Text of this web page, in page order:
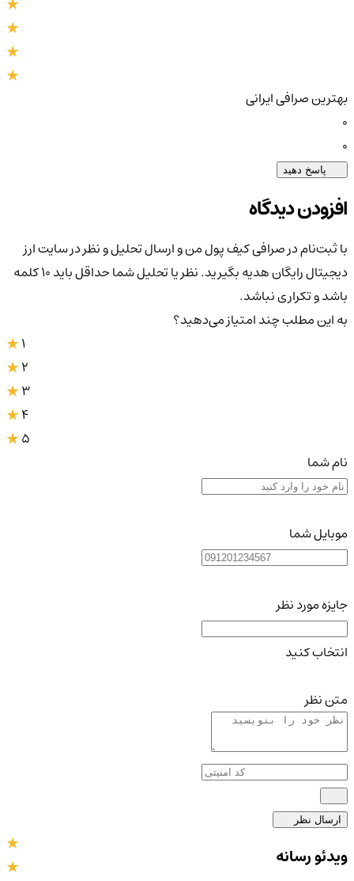
بهترین صرافی ایرانی
پاسخ دهید
افزودن دیدگاه
با ثبت‌نام در صرافی کیف پول من و ارسال تحلیل و نظر در سایت ارز
دیجیتال رایگان هدیه بگیرید. نظر یا تحلیل شما حداقل باید ۱۰ کلمه
باشد و تکراری نباشد.
به این مطلب چند امتیاز می‌دهید؟
3
4
5
نام شما
موبایل شما
جایزه مورد نظر
انتخاب کنید
متن نظر
ارسال نظر
ویدئو رسانه